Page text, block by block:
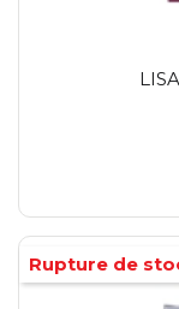
Rupture de